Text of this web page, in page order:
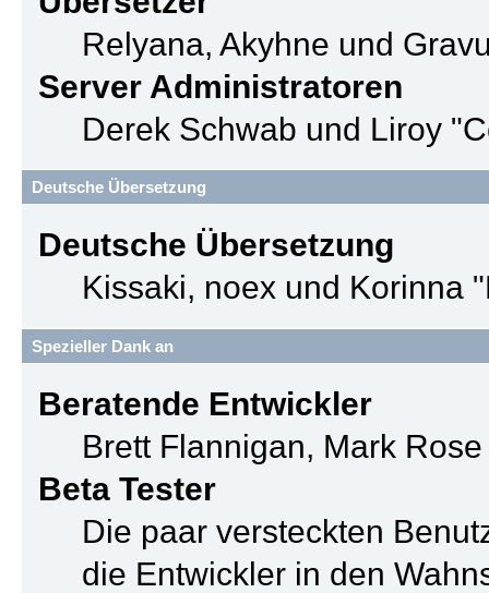
Relyana, Akyhne und
Server Administratoren
Derek Schwab und Liroy
Deutsche Übersetzung
Deutsche Übersetzung
Kissaki, noex und Korinna
Spezieller Dank an
Beratende Entwickler
Brett Flannigan, Mark
Beta Tester
Die paar versteckten
die Entwickler in den